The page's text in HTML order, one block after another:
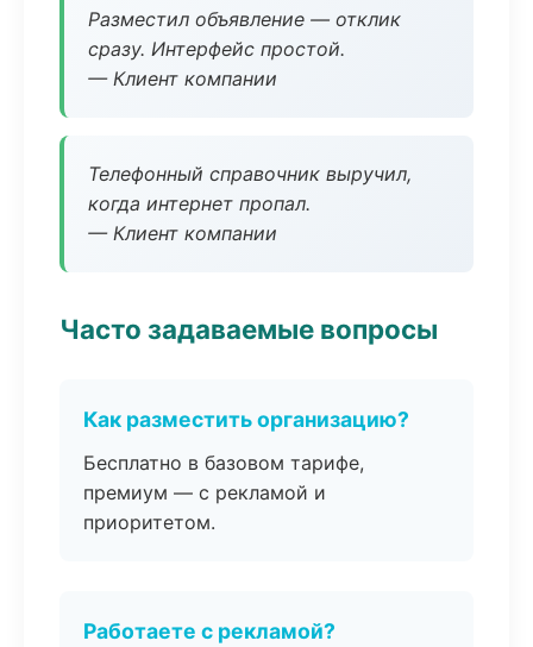
Разместил объявление — отклик
сразу. Интерфейс простой.
— Клиент компании
Телефонный справочник выручил,
когда интернет пропал.
— Клиент компании
Часто задаваемые вопросы
Как разместить организацию?
Бесплатно в базовом тарифе,
премиум — с рекламой и
приоритетом.
Работаете с рекламой?